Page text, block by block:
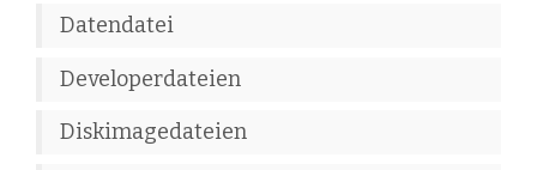
Datendatei
Developerdateien
Diskimagedateien